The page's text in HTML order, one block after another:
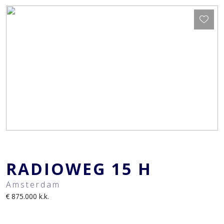
RADIOWEG 15 H
Amsterdam
€ 875.000 k.k.